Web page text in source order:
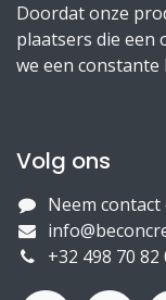
Doordat onze
plaatsers die een
we een
Volg ons
Neem
+32 498 70 82